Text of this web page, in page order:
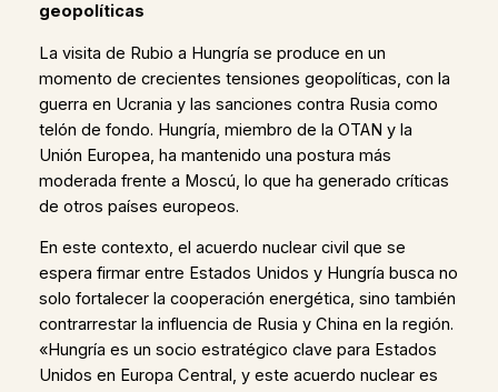
geopolíticas
La visita de Rubio a Hungría se produce en un
momento de crecientes tensiones geopolíticas, con la
guerra en Ucrania y las sanciones contra Rusia como
telón de fondo. Hungría, miembro de la OTAN y la
Unión Europea, ha mantenido una postura más
moderada frente a Moscú, lo que ha generado críticas
de otros países europeos.
En este contexto, el acuerdo nuclear civil que se
espera firmar entre Estados Unidos y Hungría busca no
solo fortalecer la cooperación energética, sino también
contrarrestar la influencia de Rusia y China en la región.
«Hungría es un socio estratégico clave para Estados
Unidos en Europa Central, y este acuerdo nuclear es